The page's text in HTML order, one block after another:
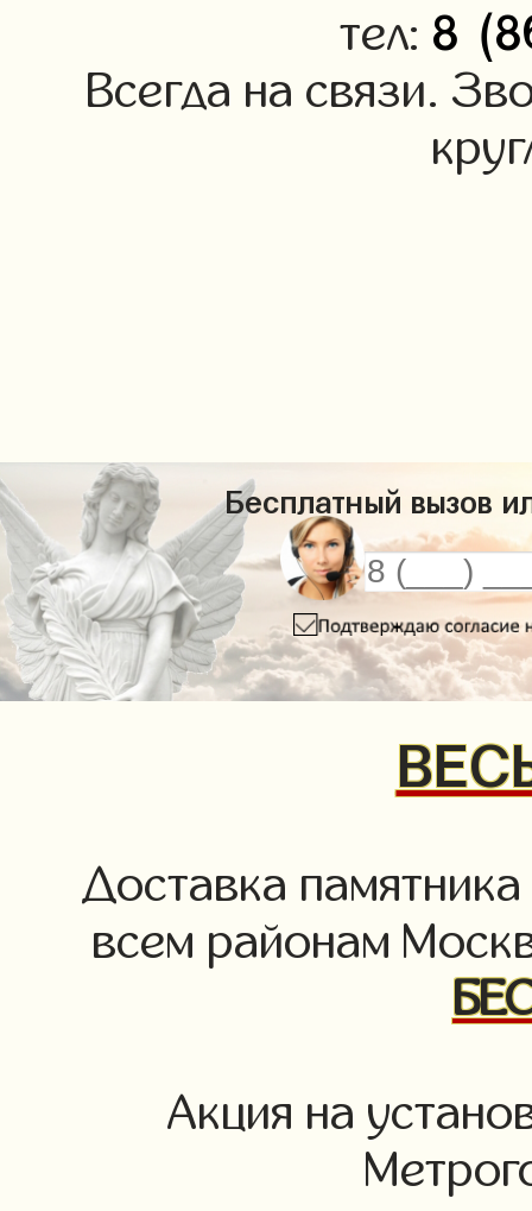
тел: 8
Всегда на связи.
Бесплатный вызов
Доставка
всем районам
Акция на